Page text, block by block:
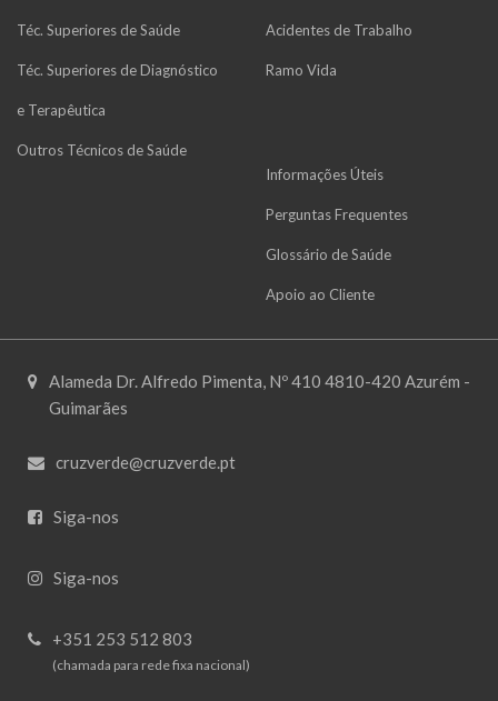
Téc. Superiores de Saúde
Téc. Superiores de Diagnóstico
e Terapêutica
Outros Técnicos de Saúde
Acidentes de Trabalho
Ramo Vida
Informações Úteis
Perguntas Frequentes
Glossário de Saúde
Apoio ao Cliente
Alameda Dr. Alfredo Pimenta, Nº 410 4810-420 Azurém -
Guimarães
cruzverde@cruzverde.pt
Siga-nos
Siga-nos
+351 253 512 803
(chamada para rede fixa nacional)